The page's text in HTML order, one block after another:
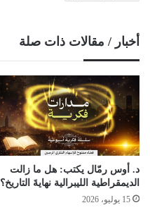
أخبار / مقالات ذات صلة
د. أوس رمّال يكتب: هل ما زالت
الديمقراطية الليبرالية نهايةَ التاريخ؟
15 يوليو، 2026